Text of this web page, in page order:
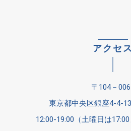
アクセス
〒104－
東京都中央区銀座4-4-
12:00-19:00（土曜日は